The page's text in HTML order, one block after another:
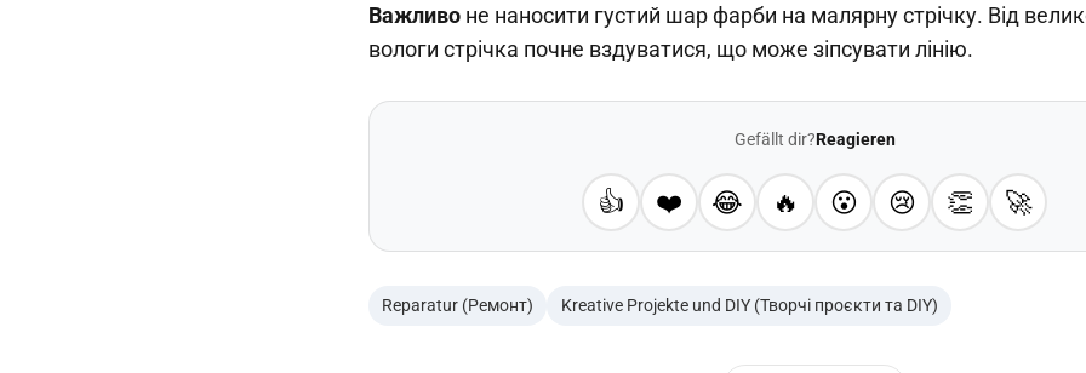
Важливо не наносити густий шар фарби на малярну стрічку. Від
вологи стрічка почне вздуватися, що може зіпсувати лінію.
Gefällt dir?Reagieren
👍 ❤️ 😂 🔥 😮 😢 👏 🚀
Reparatur (Ремонт) Kreative Projekte und DIY (Творчі проєкти та DIY)